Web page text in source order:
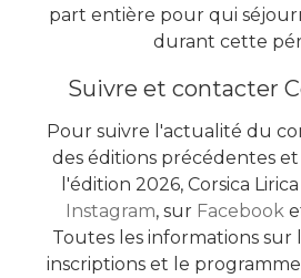
part entière pour qui
durant cette
Suivre et contacter
Pour suivre l'actualité du
des éditions précédentes
l'édition 2026, Corsica
Instagram, sur Facebook
Toutes les informations sur
inscriptions et le